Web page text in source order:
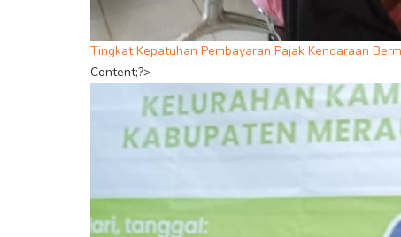
Tingkat Kepatuhan Pembayaran Pajak Kendaraan
Content;?>